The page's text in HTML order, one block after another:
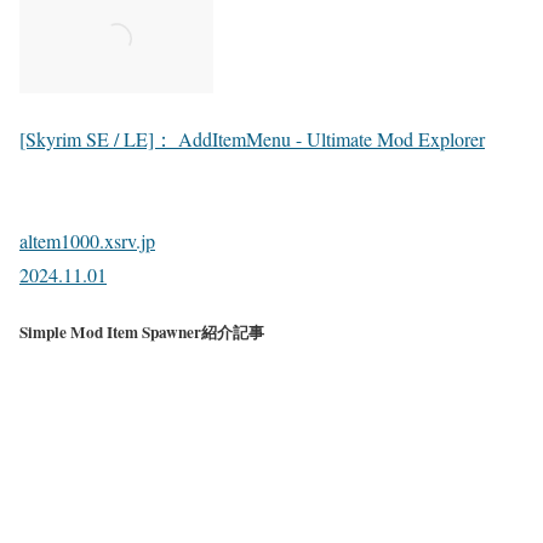
[Skyrim SE / LE]： AddItemMenu - Ultimate Mod Explorer
altem1000.xsrv.jp
2024.11.01
Simple Mod Item Spawner紹介記事